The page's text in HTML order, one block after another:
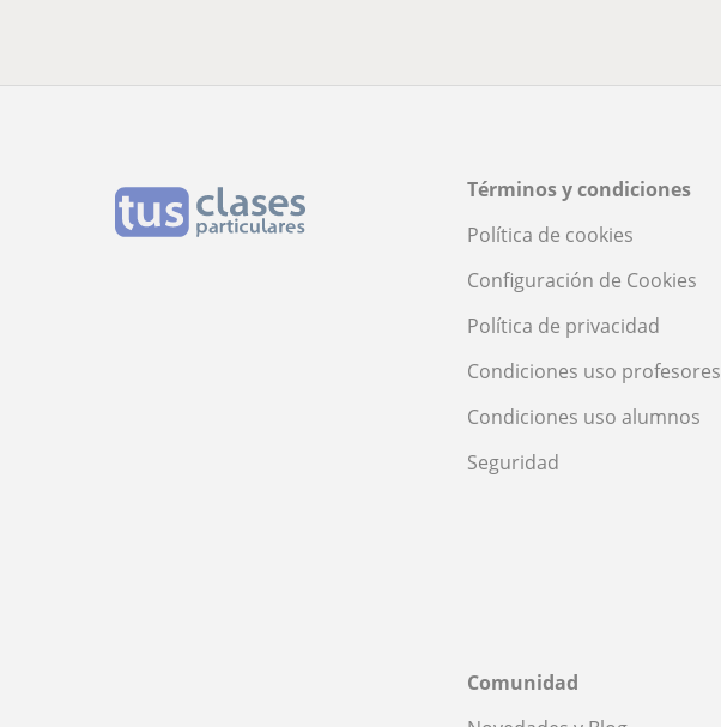
Términos y condiciones
Política de cookies
Configuración de Cookies
Política de privacidad
Condiciones uso profesores
Condiciones uso alumnos
Seguridad
Comunidad